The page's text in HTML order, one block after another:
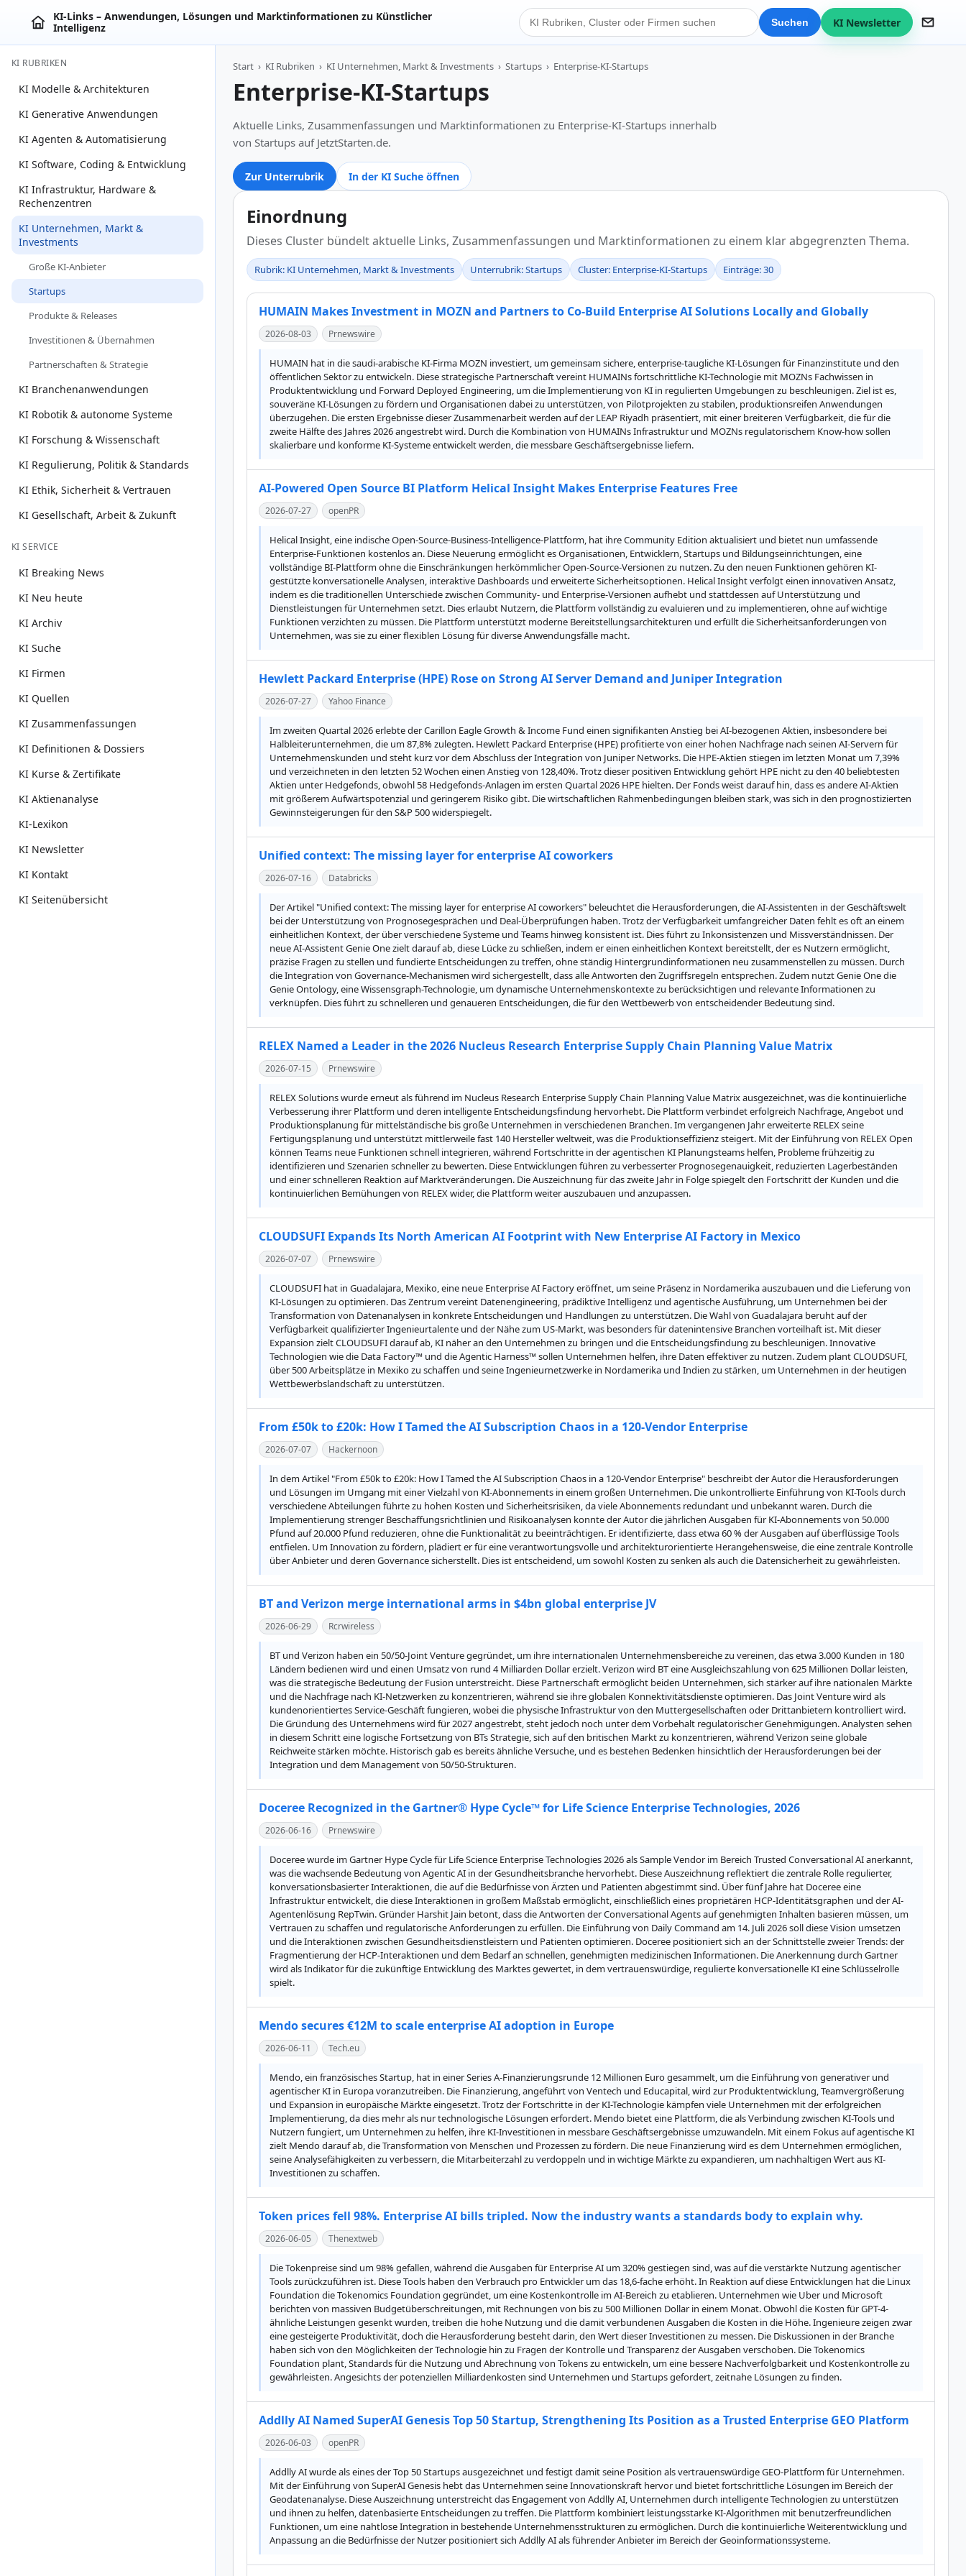
KI‑Links – Anwendungen, Lösungen und Marktinformationen zu Künstlicher
Intelligenz
KI Suche Suchen KI Newsletter
KI RUBRIKEN
KI Modelle & Architekturen
KI Generative Anwendungen
KI Agenten & Automatisierung
KI Software, Coding & Entwicklung
KI Infrastruktur, Hardware &
Rechenzentren
KI Unternehmen, Markt &
Investments
Große KI-Anbieter
Startups
Produkte & Releases
Investitionen & Übernahmen
Partnerschaften & Strategie
KI Branchenanwendungen
KI Robotik & autonome Systeme
KI Forschung & Wissenschaft
KI Regulierung, Politik & Standards
KI Ethik, Sicherheit & Vertrauen
KI Gesellschaft, Arbeit & Zukunft
KI SERVICE
KI Breaking News
KI Neu heute
KI Archiv
KI Suche
KI Firmen
KI Quellen
KI Zusammenfassungen
KI Definitionen & Dossiers
KI Kurse & Zertifikate
KI Aktienanalyse
KI-Lexikon
KI Newsletter
KI Kontakt
KI Seitenübersicht
Start › KI Rubriken › KI Unternehmen, Markt & Investments › Startups › Enterprise-KI-Startups
Enterprise-KI-Startups
Aktuelle Links, Zusammenfassungen und Marktinformationen zu Enterprise-KI-Startups innerhalb
von Startups auf JetztStarten.de.
Zur Unterrubrik In der KI Suche öffnen
Einordnung
Dieses Cluster bündelt aktuelle Links, Zusammenfassungen und Marktinformationen zu einem klar abgegrenzten Thema.
Rubrik: KI Unternehmen, Markt & Investments Unterrubrik: Startups Cluster: Enterprise-KI-Startups Einträge: 30
HUMAIN Makes Investment in MOZN and Partners to Co-Build Enterprise AI Solutions Locally and Globally
2026-08-03 Prnewswire
HUMAIN hat in die saudi-arabische KI-Firma MOZN investiert, um gemeinsam sichere, enterprise-taugliche KI-Lösungen für Finanzinstitute und den
öffentlichen Sektor zu entwickeln. Diese strategische Partnerschaft vereint HUMAINs fortschrittliche KI-Technologie mit MOZNs Fachwissen in
Produktentwicklung und Forward Deployed Engineering, um die Implementierung von KI in regulierten Umgebungen zu beschleunigen. Ziel ist es,
souveräne KI-Lösungen zu fördern und Organisationen dabei zu unterstützen, von Pilotprojekten zu stabilen, produktionsreifen Anwendungen
überzugehen. Die ersten Ergebnisse dieser Zusammenarbeit werden auf der LEAP Riyadh präsentiert, mit einer breiteren Verfügbarkeit, die für die
zweite Hälfte des Jahres 2026 angestrebt wird. Durch die Kombination von HUMAINs Infrastruktur und MOZNs regulatorischem Know-how sollen
skalierbare und konforme KI-Systeme entwickelt werden, die messbare Geschäftsergebnisse liefern.
AI-Powered Open Source BI Platform Helical Insight Makes Enterprise Features Free
2026-07-27 openPR
Helical Insight, eine indische Open-Source-Business-Intelligence-Plattform, hat ihre Community Edition aktualisiert und bietet nun umfassende
Enterprise-Funktionen kostenlos an. Diese Neuerung ermöglicht es Organisationen, Entwicklern, Startups und Bildungseinrichtungen, eine
vollständige BI-Plattform ohne die Einschränkungen herkömmlicher Open-Source-Versionen zu nutzen. Zu den neuen Funktionen gehören KI-
gestützte konversationelle Analysen, interaktive Dashboards und erweiterte Sicherheitsoptionen. Helical Insight verfolgt einen innovativen Ansatz,
indem es die traditionellen Unterschiede zwischen Community- und Enterprise-Versionen aufhebt und stattdessen auf Unterstützung und
Dienstleistungen für Unternehmen setzt. Dies erlaubt Nutzern, die Plattform vollständig zu evaluieren und zu implementieren, ohne auf wichtige
Funktionen verzichten zu müssen. Die Plattform unterstützt moderne Bereitstellungsarchitekturen und erfüllt die Sicherheitsanforderungen von
Unternehmen, was sie zu einer flexiblen Lösung für diverse Anwendungsfälle macht.
Hewlett Packard Enterprise (HPE) Rose on Strong AI Server Demand and Juniper Integration
2026-07-27 Yahoo Finance
Im zweiten Quartal 2026 erlebte der Carillon Eagle Growth & Income Fund einen signifikanten Anstieg bei AI-bezogenen Aktien, insbesondere bei
Halbleiterunternehmen, die um 87,8% zulegten. Hewlett Packard Enterprise (HPE) profitierte von einer hohen Nachfrage nach seinen AI-Servern für
Unternehmenskunden und steht kurz vor dem Abschluss der Integration von Juniper Networks. Die HPE-Aktien stiegen im letzten Monat um 7,39%
und verzeichneten in den letzten 52 Wochen einen Anstieg von 128,40%. Trotz dieser positiven Entwicklung gehört HPE nicht zu den 40 beliebtesten
Aktien unter Hedgefonds, obwohl 58 Hedgefonds-Anlagen im ersten Quartal 2026 HPE hielten. Der Fonds weist darauf hin, dass es andere AI-Aktien
mit größerem Aufwärtspotenzial und geringerem Risiko gibt. Die wirtschaftlichen Rahmenbedingungen bleiben stark, was sich in den prognostizierten
Gewinnsteigerungen für den S&P 500 widerspiegelt.
Unified context: The missing layer for enterprise AI coworkers
2026-07-16 Databricks
Der Artikel "Unified context: The missing layer for enterprise AI coworkers" beleuchtet die Herausforderungen, die AI-Assistenten in der Geschäftswelt
bei der Unterstützung von Prognosegesprächen und Deal-Überprüfungen haben. Trotz der Verfügbarkeit umfangreicher Daten fehlt es oft an einem
einheitlichen Kontext, der über verschiedene Systeme und Teams hinweg konsistent ist. Dies führt zu Inkonsistenzen und Missverständnissen. Der
neue AI-Assistent Genie One zielt darauf ab, diese Lücke zu schließen, indem er einen einheitlichen Kontext bereitstellt, der es Nutzern ermöglicht,
präzise Fragen zu stellen und fundierte Entscheidungen zu treffen, ohne ständig Hintergrundinformationen neu zusammenstellen zu müssen. Durch
die Integration von Governance-Mechanismen wird sichergestellt, dass alle Antworten den Zugriffsregeln entsprechen. Zudem nutzt Genie One die
Genie Ontology, eine Wissensgraph-Technologie, um dynamische Unternehmenskontexte zu berücksichtigen und relevante Informationen zu
verknüpfen. Dies führt zu schnelleren und genaueren Entscheidungen, die für den Wettbewerb von entscheidender Bedeutung sind.
RELEX Named a Leader in the 2026 Nucleus Research Enterprise Supply Chain Planning Value Matrix
2026-07-15 Prnewswire
RELEX Solutions wurde erneut als führend im Nucleus Research Enterprise Supply Chain Planning Value Matrix ausgezeichnet, was die kontinuierliche
Verbesserung ihrer Plattform und deren intelligente Entscheidungsfindung hervorhebt. Die Plattform verbindet erfolgreich Nachfrage, Angebot und
Produktionsplanung für mittelständische bis große Unternehmen in verschiedenen Branchen. Im vergangenen Jahr erweiterte RELEX seine
Fertigungsplanung und unterstützt mittlerweile fast 140 Hersteller weltweit, was die Produktionseffizienz steigert. Mit der Einführung von RELEX Open
können Teams neue Funktionen schnell integrieren, während Fortschritte in der agentischen KI Planungsteams helfen, Probleme frühzeitig zu
identifizieren und Szenarien schneller zu bewerten. Diese Entwicklungen führen zu verbesserter Prognosegenauigkeit, reduzierten Lagerbeständen
und einer schnelleren Reaktion auf Marktveränderungen. Die Auszeichnung für das zweite Jahr in Folge spiegelt den Fortschritt der Kunden und die
kontinuierlichen Bemühungen von RELEX wider, die Plattform weiter auszubauen und anzupassen.
CLOUDSUFI Expands Its North American AI Footprint with New Enterprise AI Factory in Mexico
2026-07-07 Prnewswire
CLOUDSUFI hat in Guadalajara, Mexiko, eine neue Enterprise AI Factory eröffnet, um seine Präsenz in Nordamerika auszubauen und die Lieferung von
KI-Lösungen zu optimieren. Das Zentrum vereint Datenengineering, prädiktive Intelligenz und agentische Ausführung, um Unternehmen bei der
Transformation von Datenanalysen in konkrete Entscheidungen und Handlungen zu unterstützen. Die Wahl von Guadalajara beruht auf der
Verfügbarkeit qualifizierter Ingenieurtalente und der Nähe zum US-Markt, was besonders für datenintensive Branchen vorteilhaft ist. Mit dieser
Expansion zielt CLOUDSUFI darauf ab, KI näher an den Unternehmen zu bringen und die Entscheidungsfindung zu beschleunigen. Innovative
Technologien wie die Data Factory™ und die Agentic Harness™ sollen Unternehmen helfen, ihre Daten effektiver zu nutzen. Zudem plant CLOUDSUFI,
über 500 Arbeitsplätze in Mexiko zu schaffen und seine Ingenieurnetzwerke in Nordamerika und Indien zu stärken, um Unternehmen in der heutigen
Wettbewerbslandschaft zu unterstützen.
From £50k to £20k: How I Tamed the AI Subscription Chaos in a 120-Vendor Enterprise
2026-07-07 Hackernoon
In dem Artikel "From £50k to £20k: How I Tamed the AI Subscription Chaos in a 120-Vendor Enterprise" beschreibt der Autor die Herausforderungen
und Lösungen im Umgang mit einer Vielzahl von KI-Abonnements in einem großen Unternehmen. Die unkontrollierte Einführung von KI-Tools durch
verschiedene Abteilungen führte zu hohen Kosten und Sicherheitsrisiken, da viele Abonnements redundant und unbekannt waren. Durch die
Implementierung strenger Beschaffungsrichtlinien und Risikoanalysen konnte der Autor die jährlichen Ausgaben für KI-Abonnements von 50.000
Pfund auf 20.000 Pfund reduzieren, ohne die Funktionalität zu beeinträchtigen. Er identifizierte, dass etwa 60 % der Ausgaben auf überflüssige Tools
entfielen. Um Innovation zu fördern, plädiert er für eine verantwortungsvolle und architekturorientierte Herangehensweise, die eine zentrale Kontrolle
über Anbieter und deren Governance sicherstellt. Dies ist entscheidend, um sowohl Kosten zu senken als auch die Datensicherheit zu gewährleisten.
BT and Verizon merge international arms in $4bn global enterprise JV
2026-06-29 Rcrwireless
BT und Verizon haben ein 50/50-Joint Venture gegründet, um ihre internationalen Unternehmensbereiche zu vereinen, das etwa 3.000 Kunden in 180
Ländern bedienen wird und einen Umsatz von rund 4 Milliarden Dollar erzielt. Verizon wird BT eine Ausgleichszahlung von 625 Millionen Dollar leisten,
was die strategische Bedeutung der Fusion unterstreicht. Diese Partnerschaft ermöglicht beiden Unternehmen, sich stärker auf ihre nationalen Märkte
und die Nachfrage nach KI-Netzwerken zu konzentrieren, während sie ihre globalen Konnektivitätsdienste optimieren. Das Joint Venture wird als
kundenorientiertes Service-Geschäft fungieren, wobei die physische Infrastruktur von den Muttergesellschaften oder Drittanbietern kontrolliert wird.
Die Gründung des Unternehmens wird für 2027 angestrebt, steht jedoch noch unter dem Vorbehalt regulatorischer Genehmigungen. Analysten sehen
in diesem Schritt eine logische Fortsetzung von BTs Strategie, sich auf den britischen Markt zu konzentrieren, während Verizon seine globale
Reichweite stärken möchte. Historisch gab es bereits ähnliche Versuche, und es bestehen Bedenken hinsichtlich der Herausforderungen bei der
Integration und dem Management von 50/50-Strukturen.
Doceree Recognized in the Gartner® Hype Cycle™ for Life Science Enterprise Technologies, 2026
2026-06-16 Prnewswire
Doceree wurde im Gartner Hype Cycle für Life Science Enterprise Technologies 2026 als Sample Vendor im Bereich Trusted Conversational AI anerkannt,
was die wachsende Bedeutung von Agentic AI in der Gesundheitsbranche hervorhebt. Diese Auszeichnung reflektiert die zentrale Rolle regulierter,
konversationsbasierter Interaktionen, die auf die Bedürfnisse von Ärzten und Patienten abgestimmt sind. Über fünf Jahre hat Doceree eine
Infrastruktur entwickelt, die diese Interaktionen in großem Maßstab ermöglicht, einschließlich eines proprietären HCP-Identitätsgraphen und der AI-
Agentenlösung RepTwin. Gründer Harshit Jain betont, dass die Antworten der Conversational Agents auf genehmigten Inhalten basieren müssen, um
Vertrauen zu schaffen und regulatorische Anforderungen zu erfüllen. Die Einführung von Daily Command am 14. Juli 2026 soll diese Vision umsetzen
und die Interaktionen zwischen Gesundheitsdienstleistern und Patienten optimieren. Doceree positioniert sich an der Schnittstelle zweier Trends: der
Fragmentierung der HCP-Interaktionen und dem Bedarf an schnellen, genehmigten medizinischen Informationen. Die Anerkennung durch Gartner
wird als Indikator für die zukünftige Entwicklung des Marktes gewertet, in dem vertrauenswürdige, regulierte konversationelle KI eine Schlüsselrolle
spielt.
Mendo secures €12M to scale enterprise AI adoption in Europe
2026-06-11 Tech.eu
Mendo, ein französisches Startup, hat in einer Series A-Finanzierungsrunde 12 Millionen Euro gesammelt, um die Einführung von generativer und
agentischer KI in Europa voranzutreiben. Die Finanzierung, angeführt von Ventech und Educapital, wird zur Produktentwicklung, Teamvergrößerung
und Expansion in europäische Märkte eingesetzt. Trotz der Fortschritte in der KI-Technologie kämpfen viele Unternehmen mit der erfolgreichen
Implementierung, da dies mehr als nur technologische Lösungen erfordert. Mendo bietet eine Plattform, die als Verbindung zwischen KI-Tools und
Nutzern fungiert, um Unternehmen zu helfen, ihre KI-Investitionen in messbare Geschäftsergebnisse umzuwandeln. Mit einem Fokus auf agentische KI
zielt Mendo darauf ab, die Transformation von Menschen und Prozessen zu fördern. Die neue Finanzierung wird es dem Unternehmen ermöglichen,
seine Analysefähigkeiten zu verbessern, die Mitarbeiterzahl zu verdoppeln und in wichtige Märkte zu expandieren, um nachhaltigen Wert aus KI-
Investitionen zu schaffen.
Token prices fell 98%. Enterprise AI bills tripled. Now the industry wants a standards body to explain why.
2026-06-05 Thenextweb
Die Tokenpreise sind um 98% gefallen, während die Ausgaben für Enterprise AI um 320% gestiegen sind, was auf die verstärkte Nutzung agentischer
Tools zurückzuführen ist. Diese Tools haben den Verbrauch pro Entwickler um das 18,6-fache erhöht. In Reaktion auf diese Entwicklungen hat die Linux
Foundation die Tokenomics Foundation gegründet, um eine Kostenkontrolle im AI-Bereich zu etablieren. Unternehmen wie Uber und Microsoft
berichten von massiven Budgetüberschreitungen, mit Rechnungen von bis zu 500 Millionen Dollar in einem Monat. Obwohl die Kosten für GPT-4-
ähnliche Leistungen gesenkt wurden, treiben die hohe Nutzung und die damit verbundenen Ausgaben die Kosten in die Höhe. Ingenieure zeigen zwar
eine gesteigerte Produktivität, doch die Herausforderung besteht darin, den Wert dieser Investitionen zu messen. Die Diskussionen in der Branche
haben sich von den Möglichkeiten der Technologie hin zu Fragen der Kontrolle und Transparenz der Ausgaben verschoben. Die Tokenomics
Foundation plant, Standards für die Nutzung und Abrechnung von Tokens zu entwickeln, um eine bessere Nachverfolgbarkeit und Kostenkontrolle zu
gewährleisten. Angesichts der potenziellen Milliardenkosten sind Unternehmen und Startups gefordert, zeitnahe Lösungen zu finden.
Addlly AI Named SuperAI Genesis Top 50 Startup, Strengthening Its Position as a Trusted Enterprise GEO Platform
2026-06-03 openPR
Addlly AI wurde als eines der Top 50 Startups ausgezeichnet und festigt damit seine Position als vertrauenswürdige GEO-Plattform für Unternehmen.
Mit der Einführung von SuperAI Genesis hebt das Unternehmen seine Innovationskraft hervor und bietet fortschrittliche Lösungen im Bereich der
Geodatenanalyse. Diese Auszeichnung unterstreicht das Engagement von Addlly AI, Unternehmen durch intelligente Technologien zu unterstützen
und ihnen zu helfen, datenbasierte Entscheidungen zu treffen. Die Plattform kombiniert leistungsstarke KI-Algorithmen mit benutzerfreundlichen
Funktionen, um eine nahtlose Integration in bestehende Unternehmensstrukturen zu ermöglichen. Durch die kontinuierliche Weiterentwicklung und
Anpassung an die Bedürfnisse der Nutzer positioniert sich Addlly AI als führender Anbieter im Bereich der Geoinformationssysteme.